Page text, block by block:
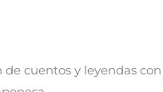
cuentos y leyendas